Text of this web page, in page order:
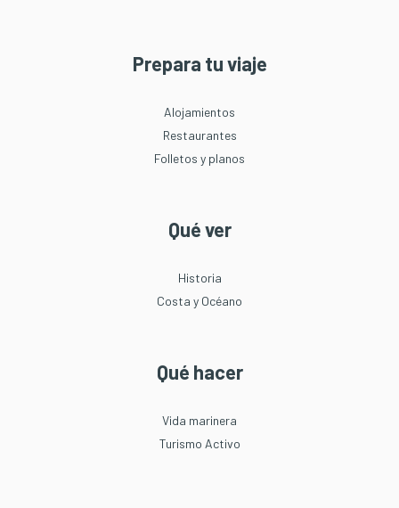
Prepara tu viaje
Alojamientos
Restaurantes
Folletos y planos
Qué ver
Historia
Costa y Océano
Qué hacer
Vida marinera
Turismo Activo